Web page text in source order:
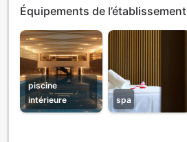
Équipements de l’établissement
piscine
intérieure
spa